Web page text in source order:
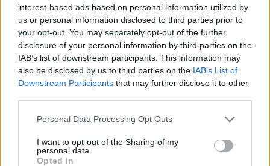
interest-based ads based on personal information utilized by
us or personal information disclosed to third parties prior to
your opt-out. You may separately opt-out of the further
disclosure of your personal information by third parties on the
IAB’s list of downstream participants. This information may
also be disclosed by us to third parties on the IAB’s List of
Downstream Participants that may further disclose it to other
Personal Data Processing Opt Outs
I want to opt-out of the Sharing of my
personal data.
Opted In
Shtuarmë7.10.2022 12:35
Tags:
Iu thahet goja ,
ylli merja per tharjen e
, ylli merja tharja e gojes